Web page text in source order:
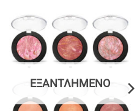
ΕΞΑΝΤΛΗΜΈΝΟ